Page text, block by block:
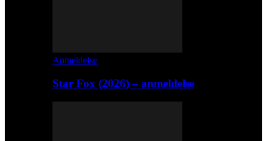
Anmeldelse
Star Fox (2026) – anmeldelse